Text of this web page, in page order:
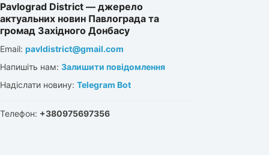
Pavlograd District — джерело
актуальних новин Павлограда та
громад Західного Донбасу
Email: pavldistrict@gmail.com
Напишіть нам: Залишити повідомлення
Надіслати новину: Telegram Bot
Телефон: +380975697356